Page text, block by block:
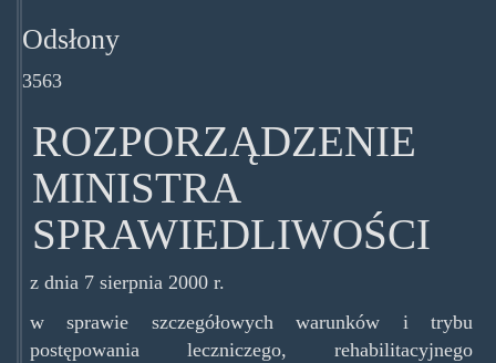
Odsłony
3563
ROZPORZĄDZENIE
MINISTRA
SPRAWIEDLIWOŚCI
z dnia 7 sierpnia 2000 r.
w sprawie szczegółowych warunków i trybu
postępowania leczniczego, rehabilitacyjnego